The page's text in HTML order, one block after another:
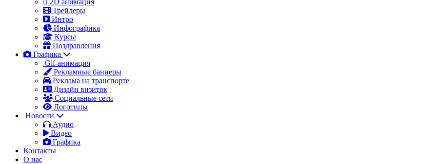
2D анимация
Трейлеры
Интро
Инфографика
Курсы
Поздравления
Графика
Gif-анимация
Рекламные баннеры
Реклама на транспорте
Дизайн визиток
Социальные сети
Логотипы
Новости
Аудио
Видео
Графика
Контакты
О нас